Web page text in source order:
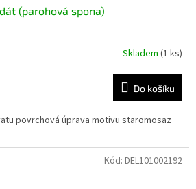
(parohová spona)
Skladem (1 ks)
Do košíku
povrchová úprava motivu staromosaz
Kód: DEL101002192